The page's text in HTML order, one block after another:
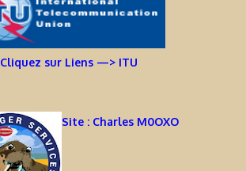
Cliquez sur Liens —> ITU
Site : Charles M0OXO